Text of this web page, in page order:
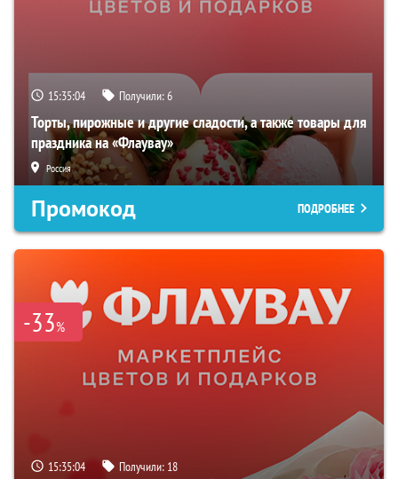
15:35:03 Получили:6
Торты, пирожные и другие сладости, а также товары для
праздника на «Флаувау»
Россия
Промокод ПОДРОБНЕЕ
-33%
15:35:03 Получили: 18